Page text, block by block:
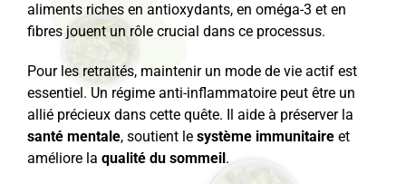
aliments riches en antioxydants, en oméga-3 et en
fibres jouent un rôle crucial dans ce processus.
Pour les retraités, maintenir un mode de vie actif est
essentiel. Un régime anti-inflammatoire peut être un
allié précieux dans cette quête. Il aide à préserver la
santé mentale, soutient le système immunitaire et
améliore la qualité du sommeil .